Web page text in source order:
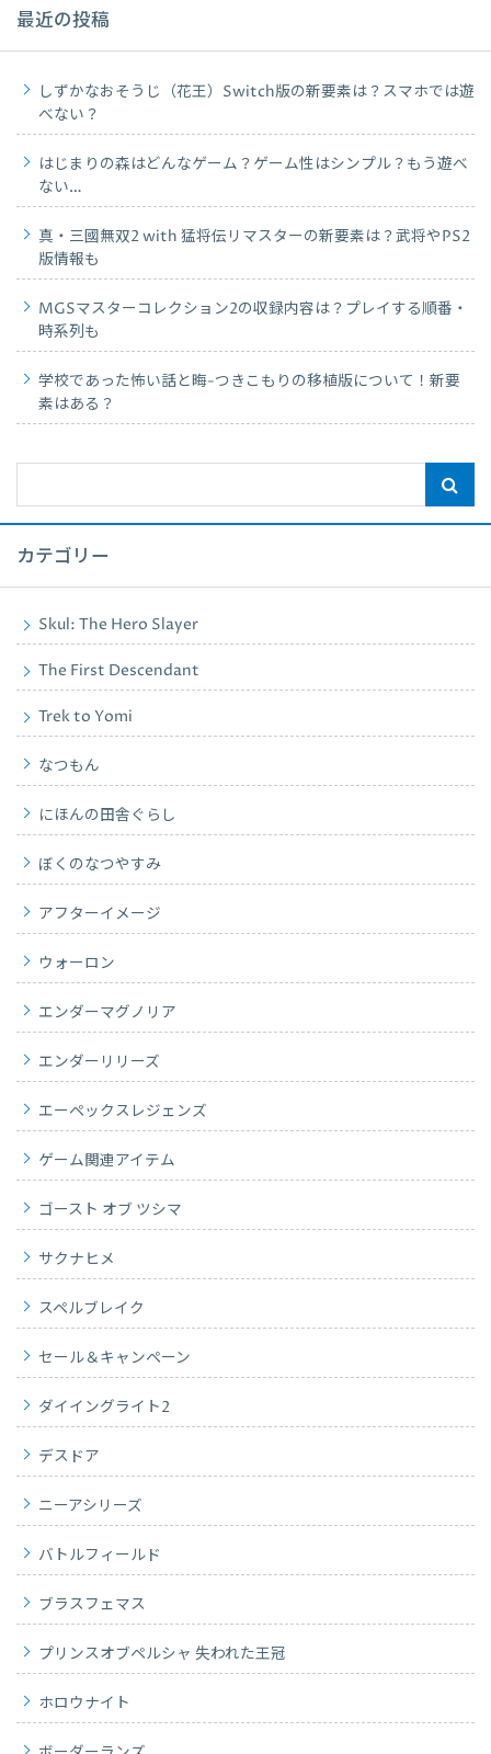
最近の投稿
しずかなおそうじ（花王）Switch版の新要素は？スマホでは遊
べない？
はじまりの森はどんなゲーム？ゲーム性はシンプル？もう遊べ
ない…
真・三國無双2 with 猛将伝リマスターの新要素は？武将やPS2
版情報も
MGSマスターコレクション2の収録内容は？プレイする順番・
時系列も
学校であった怖い話と晦-つきこもりの移植版について！新要
素はある？
カテゴリー
Skul: The Hero Slayer
The First Descendant
Trek to Yomi
なつもん
にほんの田舎ぐらし
ぼくのなつやすみ
アフターイメージ
ウォーロン
エンダーマグノリア
エンダーリリーズ
エーペックスレジェンズ
ゲーム関連アイテム
ゴースト オブ ツシマ
サクナヒメ
スペルブレイク
セール＆キャンペーン
ダイイングライト2
デスドア
ニーアシリーズ
バトルフィールド
ブラスフェマス
プリンスオブペルシャ 失われた王冠
ホロウナイト